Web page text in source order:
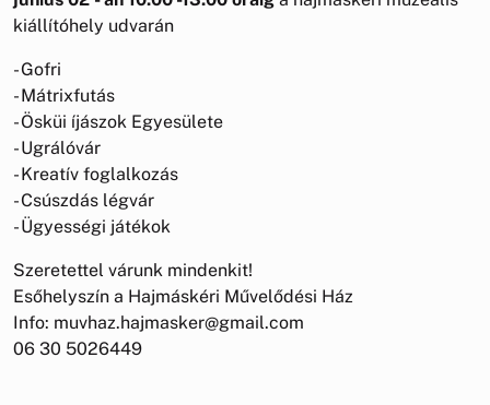
kiállítóhely udvarán
- Gofri
- Mátrixfutás
- Ösküi íjászok Egyesülete
- Ugrálóvár
- Kreatív foglalkozás
- Csúszdás légvár
- Ügyességi játékok
Szeretettel várunk mindenkit!
Esőhelyszín a Hajmáskéri Művelődési Ház
Info: muvhaz.hajmasker@gmail.com
06 30 5026449